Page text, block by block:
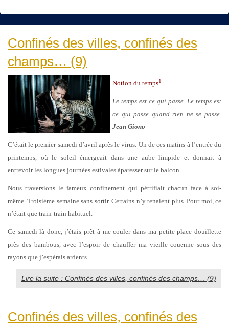
Confinés des villes, confinés des
champs… (9)
Notion du temps1
Le temps est ce qui passe. Le temps est
ce qui passe quand rien ne se passe.
Jean Giono
C’était le premier samedi d’avril après le virus. Un de ces matins à l’entrée du
printemps, où le soleil émergeait dans une aube limpide et donnait à
entrevoir les longues journées estivales àparesser sur le balcon.
Nous traversions le fameux confinement qui pétrifiait chacun face à soi-
même. Troisième semaine sans sortir. Certains n’y tenaient plus. Pour moi, ce
n’était que train-train habituel.
Ce samedi-là donc, j’étais prêt à me couler dans ma petite place douillette
près des bambous, avec l’espoir de chauffer ma vieille couenne sous des
rayons que j’espérais ardents.
Lire la suite : Confinés des villes, confinés des champs… (9)
Confinés des villes, confinés des